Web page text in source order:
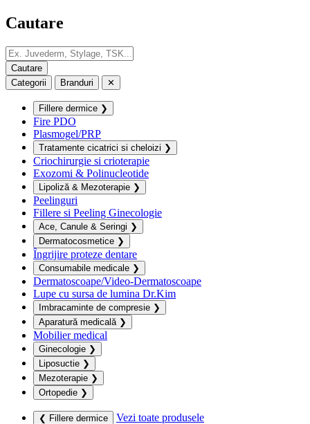
Cautare
Categorii Branduri ✕
Fillere dermice ❯
Fire PDO
Plasmogel/PRP
Tratamente cicatrici si cheloizi ❯
Criochirurgie si crioterapie
Exozomi & Polinucleotide
Lipoliză & Mezoterapie ❯
Peelinguri
Fillere si Peeling Ginecologie
Ace, Canule & Seringi ❯
Dermatocosmetice ❯
Îngrijire proteze dentare
Consumabile medicale ❯
Dermatoscoape/Video-Dermatoscoape
Lupe cu sursa de lumina Dr.Kim
Imbracaminte de compresie ❯
Aparatură medicală ❯
Mobilier medical
Ginecologie ❯
Liposuctie ❯
Mezoterapie ❯
Ortopedie ❯
❮ Fillere dermice
Vezi toate produsele